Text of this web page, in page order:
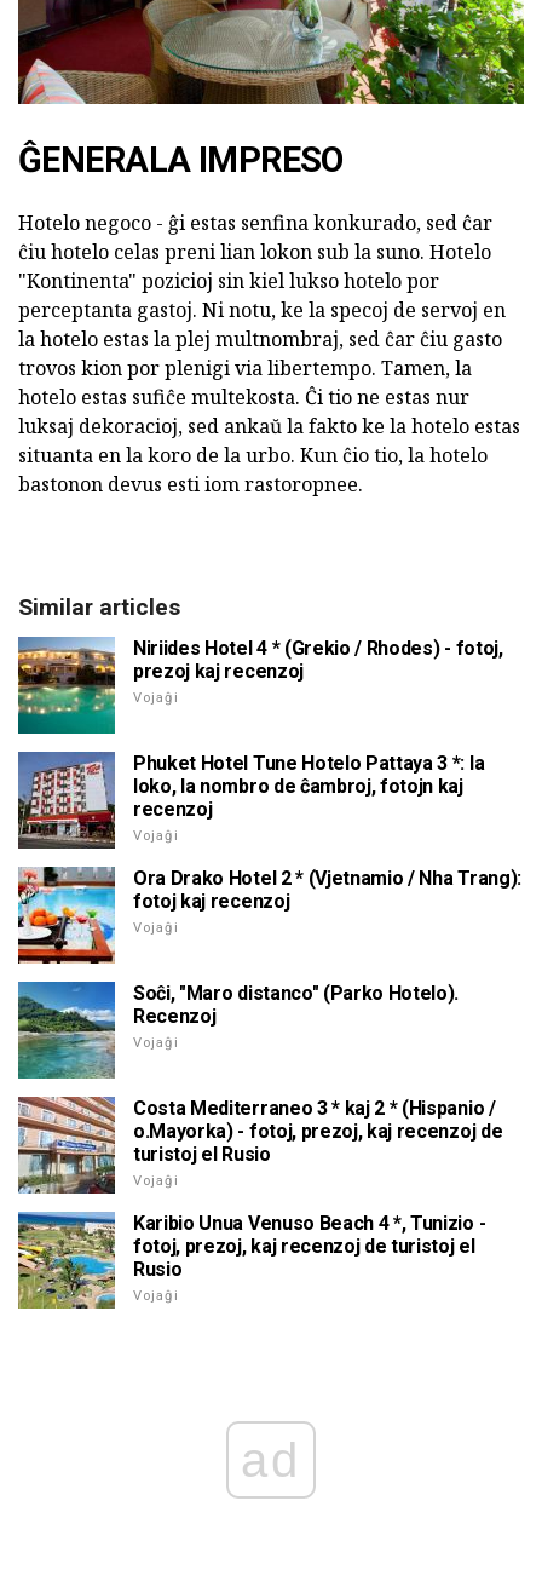
ĜENERALA IMPRESO
Hotelo negoco - ĝi estas senfina konkurado, sed ĉar
ĉiu hotelo celas preni lian lokon sub la suno. Hotelo
"Kontinenta" pozicioj sin kiel lukso hotelo por
perceptanta gastoj. Ni notu, ke la specoj de servoj en
la hotelo estas la plej multnombraj, sed ĉar ĉiu gasto
trovos kion por plenigi via libertempo. Tamen, la
hotelo estas sufiĉe multekosta. Ĉi tio ne estas nur
luksaj dekoracioj, sed ankaŭ la fakto ke la hotelo estas
situanta en la koro de la urbo. Kun ĉio tio, la hotelo
bastonon devus esti iom rastoropnee.
Similar articles
Niriides Hotel 4 * (Grekio / Rhodes) - fotoj,
prezoj kaj recenzoj
Vojaĝi
Phuket Hotel Tune Hotelo Pattaya 3 *: la
loko, la nombro de ĉambroj, fotojn kaj
recenzoj
Vojaĝi
Ora Drako Hotel 2 * (Vjetnamio / Nha Trang):
fotoj kaj recenzoj
Vojaĝi
Soĉi, "Maro distanco" (Parko Hotelo).
Recenzoj
Vojaĝi
Costa Mediterraneo 3 * kaj 2 * (Hispanio /
o.Mayorka) - fotoj, prezoj, kaj recenzoj de
turistoj el Rusio
Vojaĝi
Karibio Unua Venuso Beach 4 *, Tunizio -
fotoj, prezoj, kaj recenzoj de turistoj el
Rusio
Vojaĝi
ad